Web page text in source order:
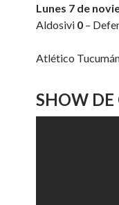
Lunes 7 de
Aldosivi 0 –
Atlético
SHOW DE